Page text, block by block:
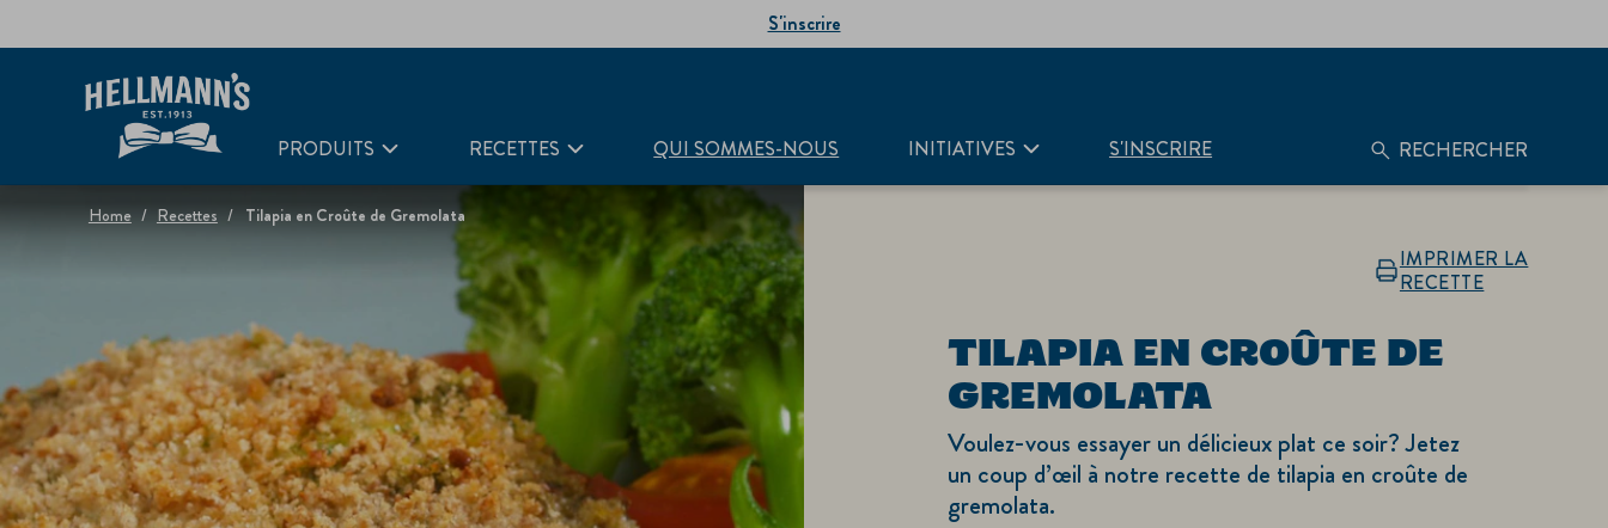
S'inscrire
PRODUITS RECETTES QUI SOMMES-NOUS INITIATIVES S'INSCRIRE RECHERCHER
Home Recettes Tilapia en Croûte de Gremolata
IMPRIMER LA
RECETTE
TILAPIA EN CROÛTE DE
GREMOLATA
Voulez-vous essayer un délicieux plat ce soir? Jetez
un coup d’œil à notre recette de tilapia en croûte de
gremolata.